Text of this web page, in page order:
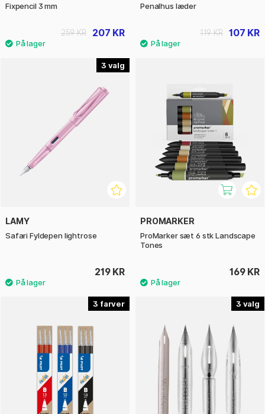
Fixpencil 3 mm
207 KR
259 KR
Penalhus læder
107 KR
119 KR
3
LAMY
Safari Fyldepen lightrose
219 KR
PROMARKER
ProMarker sæt 6 stk Landscape
Tones
169 KR
3 3